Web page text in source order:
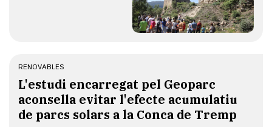
RENOVABLES
L'estudi encarregat pel Geoparc
aconsella evitar l'efecte acumulatiu
de parcs solars a la Conca de Tremp